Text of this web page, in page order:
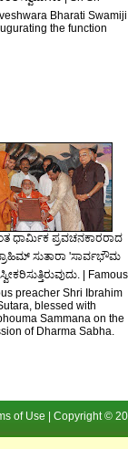
Bharati Swamiji
the function
ಧಾರ್ಮಿಕ ಪ್ರವಚನಕಾರರಾದ
ಸುತಾರಾ 'ಸಾರ್ವಭೌಮ
| Famous
preacher Shri Ibrahim
blessed with
Sammana on the
of Dharma Sabha.
of Use | Copyright